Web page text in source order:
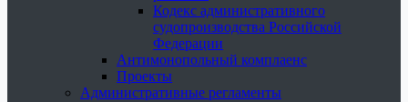
Кодекс административного
судопроизводства Российской
Федерации
Антимонопольный комплаенс
Проекты
Административные регламенты